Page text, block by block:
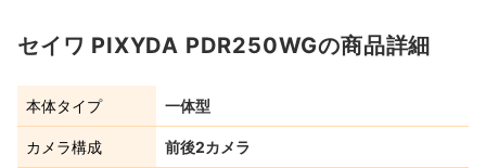
セイワ PIXYDA PDR250WGの商品詳細
本体タイプ 一体型
カメラ構成 前後2カメラ